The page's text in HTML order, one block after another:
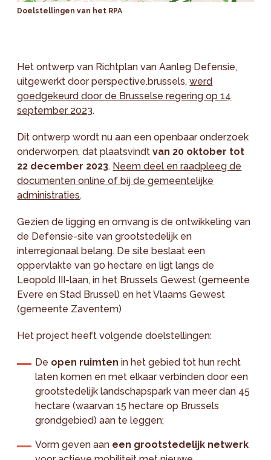
Doelstellingen van het RPA
Het ontwerp van Richtplan van Aanleg Defensie,
uitgewerkt door perspective.brussels,werd
goedgekeurd door de Brusselse regering op 14
september 2023.
Dit ontwerp wordt nu aan een openbaar onderzoek
onderworpen, dat plaatsvindtvan 20 oktober tot
22 december 2023. Neem deel en raadpleeg de
documenten online of bij de gemeentelijke
administraties.
Gezien de ligging en omvang is de ontwikkeling van
de Defensie-site van grootstedelijk en
interregionaal belang. De site beslaat een
oppervlakte van 90 hectare en ligt langs de
Leopold III-laan, in het Brussels Gewest (gemeente
Evere en Stad Brussel) en het Vlaams Gewest
(gemeente Zaventem)
Het project heeft volgende doelstellingen:
De open ruimten in het gebied tot hun recht
laten komen en met elkaar verbinden door een
grootstedelijk landschapspark van meer dan 45
hectare (waarvan 15 hectare op Brussels
grondgebied) aan te leggen;
Vorm geven aan een grootstedelijk netwerk